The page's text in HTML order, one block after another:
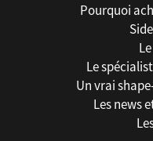
Pourquoi
Le
Un vrai
Les news